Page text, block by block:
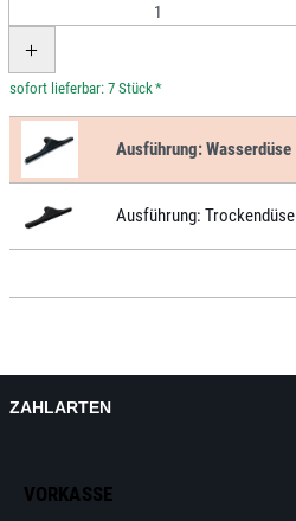
*
Ausführung:Wasserdüse
Ausführung: Trockendüse
ZAHLARTEN
VORKASSE